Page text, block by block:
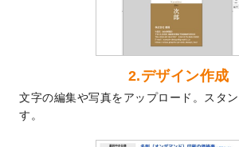
した。
暑中見舞いのデザインテ
しました。
メッセージカードのデザ
を追加しました。
2024/6/14
2.デザイン作成
文字の編集や写真をアップロード。スタ
す。